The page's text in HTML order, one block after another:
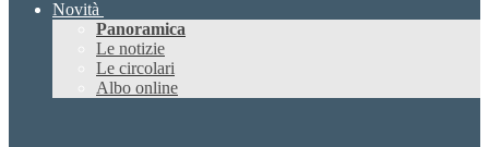
Novità
Panoramica
Le notizie
Le circolari
Albo online